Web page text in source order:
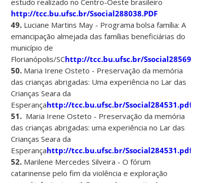
http://tcc.bu.ufsc.br/Ssocial288038.PDF
49. Luciane Martins May - Programa bolsa família: A
emancipação almejada das famílias beneficiárias do
município de
Florianópolis/SChttp://tcc.bu.ufsc.br/Ssocial285698.pdf
50. Maria Irene Osteto - Preservação da memória
das crianças abrigadas: Uma experiência no Lar das
Crianças Seara da
Esperançahttp://tcc.bu.ufsc.br/Ssocial284531.pdf
51. Maria Irene Osteto - Preservação da memória
das crianças abrigadas: uma experiência no Lar das
Crianças Seara da
Esperançahttp://tcc.bu.ufsc.br/Ssocial284531.pdf
52. Marilene Mercedes Silveira - O fórum
catarinense pelo fim da violência e exploração